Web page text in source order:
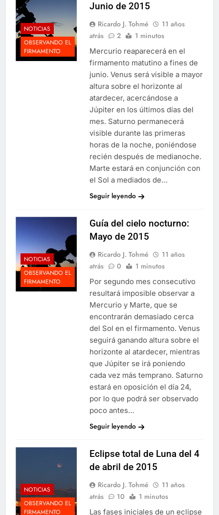
NOTICIAS
OBSERVANDO EL
FIRMAMENTO
Junio de 2015
Ricardo J. Tohmé
11 años
atrás
2 1 minutos
Mercurio reaparecerá en el
firmamento matutino a fines de
junio. Venus será visible a mayor
altura sobre el horizonte al
atardecer, acercándose a
Júpiter en los últimos días del
mes. Saturno permanecerá
visible durante las primeras
horas de la noche, poniéndose
recién después de medianoche.
Marte estará en conjunción con
el Sol a mediados de…
Seguir leyendo
NOTICIAS
OBSERVANDO EL
FIRMAMENTO
Guía del cielo nocturno:
Mayo de 2015
Ricardo J. Tohmé
11 años
atrás
0 1 minutos
Por segundo mes consecutivo
resultará imposible observar a
Mercurio y Marte, que se
encontrarán demasiado cerca
del Sol en el firmamento. Venus
seguirá ganando altura sobre el
horizonte al atardecer, mientras
que Júpiter se irá poniendo
cada vez más temprano. Saturno
estará en oposición el día 24,
por lo que podrá ser observado
poco antes…
Seguir leyendo
NOTICIAS
OBSERVANDO EL
FIRMAMENTO
Eclipse total de Luna del 4
de abril de 2015
Ricardo J. Tohmé
11 años
atrás
10 1 minutos
Las fases iniciales de un eclipse